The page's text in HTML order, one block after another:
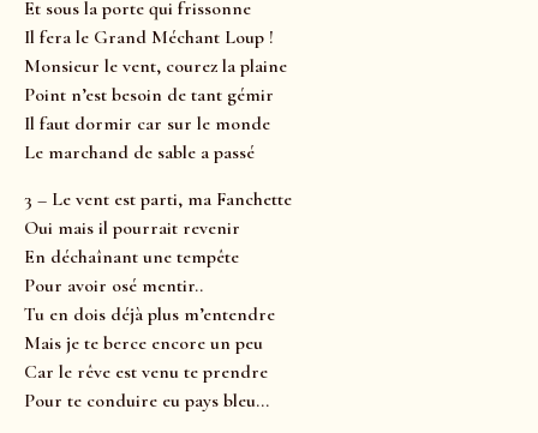
Et sous la porte qui frissonne
Il fera le Grand Méchant Loup !
Monsieur le vent, courez la plaine
Point n’est besoin de tant gémir
Il faut dormir car sur le monde
Le marchand de sable a passé
3 – Le vent est parti, ma Fanchette
Oui mais il pourrait revenir
En déchaînant une tempête
Pour avoir osé mentir..
Tu en dois déjà plus m’entendre
Mais je te berce encore un peu
Car le rêve est venu te prendre
Pour te conduire eu pays bleu…